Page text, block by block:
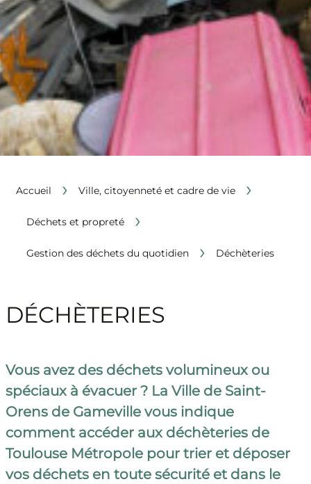
Accueil › Ville, citoyenneté et cadre de vie ›
Déchets et propreté ›
Gestion des déchets du quotidien › Déchèteries
DÉCHÈTERIES
Vous avez des déchets volumineux ou
spéciaux à évacuer ? La Ville de Saint-
Orens de Gameville vous indique
comment accéder aux déchèteries de
Toulouse Métropole pour trier et déposer
vos déchets en toute sécurité et dans le